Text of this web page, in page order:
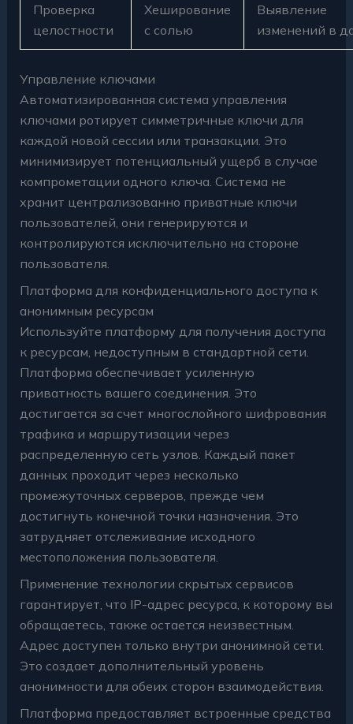
Проверка
целостности
Хеширование
с солью
Выявление
изменений в
Управление ключами
Автоматизированная система управления
ключами ротирует симметричные ключи для
каждой новой сессии или транзакции. Это
минимизирует потенциальный ущерб в случае
компрометации одного ключа. Система не
хранит централизованно приватные ключи
пользователей, они генерируются и
контролируются исключительно на стороне
пользователя.
Платформа для конфиденциального доступа к
анонимным ресурсам
Используйте платформу для получения доступа
к ресурсам, недоступным в стандартной сети.
Платформа обеспечивает усиленную
приватность вашего соединения. Это
достигается за счет многослойного шифрования
трафика и маршрутизации через
распределенную сеть узлов. Каждый пакет
данных проходит через несколько
промежуточных серверов, прежде чем
достигнуть конечной точки назначения. Это
затрудняет отслеживание исходного
местоположения пользователя.
Применение технологии скрытых сервисов
гарантирует, что IP-адрес ресурса, к которому вы
обращаетесь, также остается неизвестным.
Адрес доступен только внутри анонимной сети.
Это создает дополнительный уровень
анонимности для обеих сторон взаимодействия.
Платформа предоставляет встроенные средства